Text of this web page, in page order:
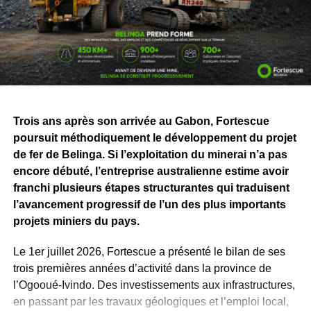
activités minières, ferroviaires et portuaires grâce aux
données en temps réel et aux technologies autonomes.
Le groupe transporte ainsi plus de 200millions de
tonnes de minerai chaque année
. Il emploie plus de20
000 personnes, a réalisé des projets d’une valeur de
de tonnes de minerai à travers le monde.
Pour le Gabon, cette visite va bien au-delà de la
découverte d’installations industrielles. Elle permet de
mieux mesurer ce que représentera, demain, le
développement de Belinga, actuellement en phase
d’exploration par Fortescue Belinga.
Derrière les chiffres et les machines, l’enjeu concerne
surtout les emplois, la formation des jeunes, les
infrastructures et les perspectives offertes aux
populations. En se rendant à Pilbara, Hermann
Trois ans après son arrivée au Gabon, Fortescue
poursuit méthodiquement le développement du projet
de fer de Belinga. Si l’exploitation du minerai n’a pas
encore débuté, l’entreprise australienne estime avoir
franchi plusieurs étapes structurantes qui traduisent
l’avancement progressif de l’un des plus importants
projets miniers du pays.
Le 1er juillet 2026, Fortescue a présenté le bilan de ses
trois premières années d’activité dans la province de
l’Ogooué-Ivindo. Des investissements aux infrastructures,
en passant par les travaux géologiques et l’emploi local,